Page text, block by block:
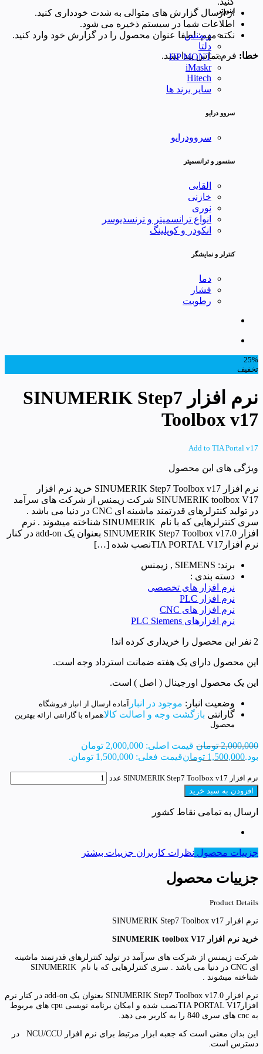
اینورتر
زیمنس
دلتا
HP MONT
iMaskr
Hitech
سایر برند ها
سروو درایو
سروودرایو
سنسور و ترانسمیتر
القایی
خازنی
نوری
انواع ترانسمیتر و ترنسدیوسر
انکودر و کوپلینگ
کنترلر و نمایشگر
دما
فشار
رطوبت
از ارسال گزارش های متوالی به شدت خودداری کنید.
اطلاعات شما در سیستم ذخیره می شود.
نکته مهم: لطفا عنوان محصول را در گزارش خود وارد کنید.
خطا: فرم تماس پیدا نشد.
25%
تخفیف
نرم افزار SINUMERIK Step7
Toolbox v17
Add to TIA Portal v17
ویژگی های این محصول
نرم افزار SINUMERIK Step7 Toolbox v17 خرید نرم افزار
SINUMERIK toolbox V17 شرکت زیمنس از شرکت های سرآمد
در تولید کنترلرهای قدرتمند ماشینه ای CNC در دنیا می باشد .
سری کنترلرهایی که با نام SINUMERIK شناخته میشوند . نرم
افزار SINUMERIK Step7 Toolbox v17.0 بعنوان یک add-on در کنار
نرم افزارTIA PORTAL V17نصب شده […]
برند: SIEMENS , زیمنس
دسته بندی :
نرم افزار های تخصصی
نرم افزار PLC
نرم افزار های CNC
نرم افزارهای PLC Siemens
2 نفر این محصول را خریداری کرده اند!
این محصول دارای یک هفته ضمانت استرداد وجه است.
این یک محصول اورجینال ( اصل ) است.
وضعیت انبار: موجود در انبار آماده ارسال از انبار فروشگاه
گارانتی بازگشت وجه و اصالت کالاهمراه با گارانتی ارائه بهترین
محصول
2,000,000 تومان
قیمت اصلی: 2,000,000 تومان
بود.1,500,000 تومانقیمت فعلی: 1,500,000 تومان.
نرم افزار SINUMERIK Step7 Toolbox v17 عدد
افزودن به سبد خرید
ارسال به تمامی نقاط کشور
جزییات محصول نظرات کاربران جزییات بیشتر
جزییات محصول
Product Details
نرم افزار SINUMERIK Step7 Toolbox v17
خرید نرم افزار SINUMERIK toolbox V17
شرکت زیمنس از شرکت های سرآمد در تولید کنترلرهای قدرتمند ماشینه
ای CNC در دنیا می باشد . سری کنترلرهایی که با نام SINUMERIK
شناخته میشوند .
نرم افزار SINUMERIK Step7 Toolbox v17.0 بعنوان یک add-on در کنار نرم
افزارTIA PORTAL V17نصب شده و امکان برنامه نویسی cpu های مربوط
به cnc های سری 840 را به کاربر می دهد.
این بدان معنی است که جعبه ابزار مرتبط برای نرم افزار NCU/CCU در
دسترس است.